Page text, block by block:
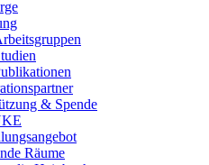
& Spende
Räume